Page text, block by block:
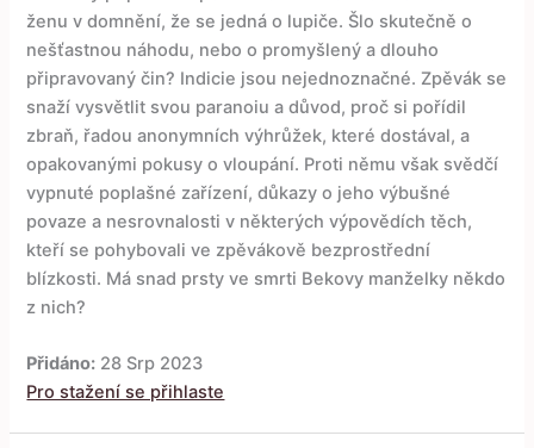
ženu v domnění, že se jedná o lupiče. Šlo skutečně o
nešťastnou náhodu, nebo o promyšlený a dlouho
připravovaný čin? Indicie jsou nejednoznačné. Zpěvák se
snaží vysvětlit svou paranoiu a důvod, proč si pořídil
zbraň, řadou anonymních výhrůžek, které dostával, a
opakovanými pokusy o vloupání. Proti němu však svědčí
vypnuté poplašné zařízení, důkazy o jeho výbušné
povaze a nesrovnalosti v některých výpovědích těch,
kteří se pohybovali ve zpěvákově bezprostřední
blízkosti. Má snad prsty ve smrti Bekovy manželky někdo
z nich?
Přidáno: 28 Srp 2023
Pro stažení se přihlaste